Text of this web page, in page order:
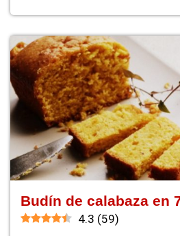
Budín de calabaza en
4.3 (59)